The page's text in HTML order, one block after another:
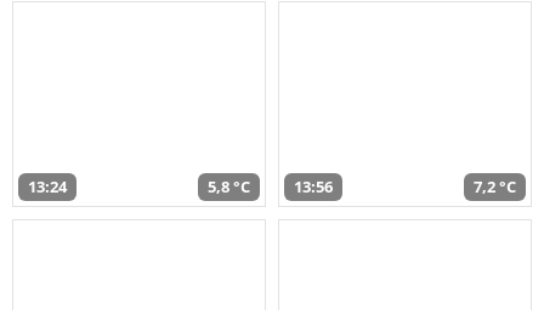
13:24 5,8 °C 13:56 7,2 °C